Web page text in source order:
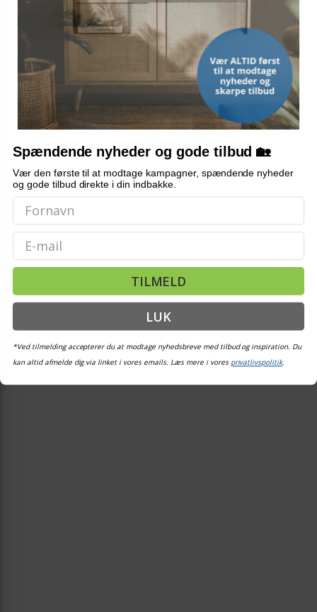
Spændende nyheder og gode tilbud 🏡
Vær den første til at modtage kampagner, spændende nyheder
og gode tilbud direkte i din indbakke.
Email
TILMELD
LUK
*Ved tilmelding accepterer du at modtage nyhedsbreve med tilbud og inspiration. Du
kan altid afmelde dig via linket i vores emails. Læs mere i vores privatlivspolitik.